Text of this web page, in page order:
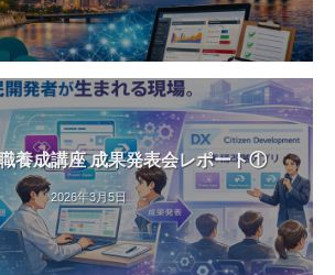
養成講座 成果発表会レポート①
2026年3月5日